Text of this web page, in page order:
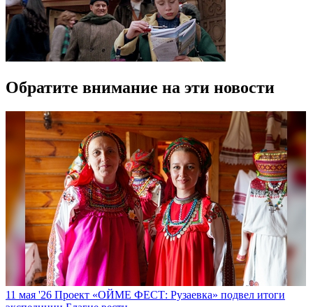
Обратите внимание на эти новости
11 мая '26 Проект «ОЙМЕ ФЕСТ: Рузаевка» подвел итоги